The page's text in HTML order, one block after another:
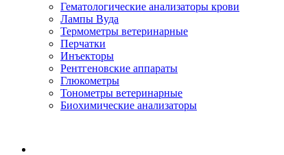
Гематологические анализаторы крови
Лампы Вуда
Термометры ветеринарные
Перчатки
Инъекторы
Рентгеновские аппараты
Глюкометры
Тонометры ветеринарные
Биохимические анализаторы